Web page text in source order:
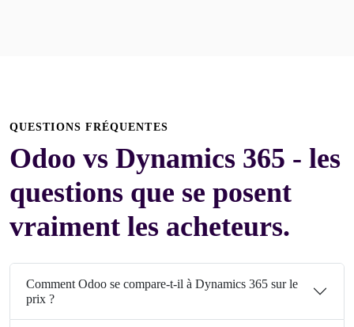
QUESTIONS FRÉQUENTES
Odoo vs Dynamics 365 - les
questions que se posent
vraiment les acheteurs.
Comment Odoo se compare-t-il à Dynamics 365 sur le
prix ?